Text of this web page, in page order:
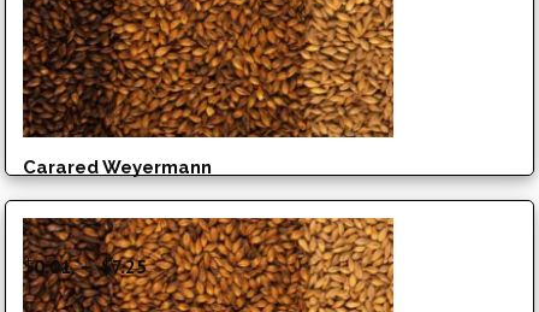
Carared Weyermann
$0.01 – $7.25Plage
de